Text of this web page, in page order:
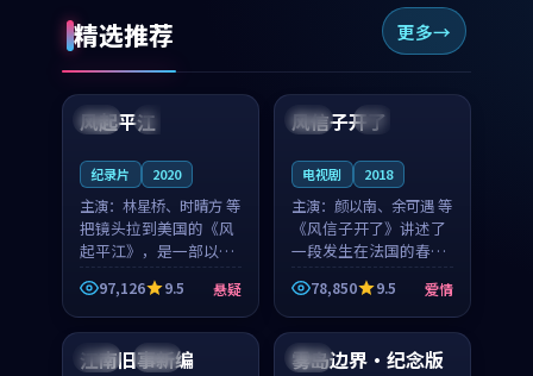
精选推荐 更多
美国 完结
99:07
风起平江
纪录片 2020
主演： 林星桥、时晴方 等
把镜头拉到美国的《风
起平江》，是一部以时
光记忆为底色的悬疑作
品。林星桥和时晴方贡
献了2020年颇受关注的
合作演出，影片在情感
层次与现实质感之间
97,126 9.5 悬疑
法国 4K
99:21
风信子开了
电视剧 2018
主演： 颜以南、余可遇 等
《风信子开了》讲述了
一段发生在法国的春日
漫步故事。颜以南饰演
的主角与余可遇的角色
因一场意外卷入更深的
纠葛，爱情元素贯穿始
终，节奏稳健而富有张
78,850 9.5 爱情
日本 院线
江南旧事新编
英国
雾岛边界·纪念版